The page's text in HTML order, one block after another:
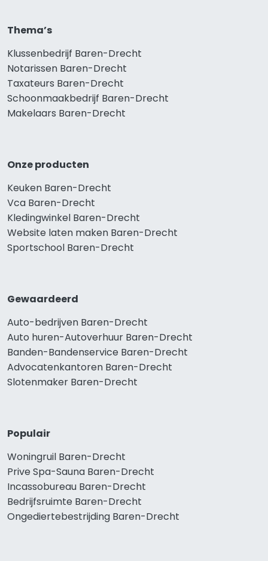
Thema’s
Klussenbedrijf Baren-Drecht
Notarissen Baren-Drecht
Taxateurs Baren-Drecht
Schoonmaakbedrijf Baren-Drecht
Makelaars Baren-Drecht
Onze producten
Keuken Baren-Drecht
Vca Baren-Drecht
Kledingwinkel Baren-Drecht
Website laten maken Baren-Drecht
Sportschool Baren-Drecht
Gewaardeerd
Auto-bedrijven Baren-Drecht
Auto huren-Autoverhuur Baren-Drecht
Banden-Bandenservice Baren-Drecht
Advocatenkantoren Baren-Drecht
Slotenmaker Baren-Drecht
Populair
Woningruil Baren-Drecht
Prive Spa-Sauna Baren-Drecht
Incassobureau Baren-Drecht
Bedrijfsruimte Baren-Drecht
Ongediertebestrijding Baren-Drecht